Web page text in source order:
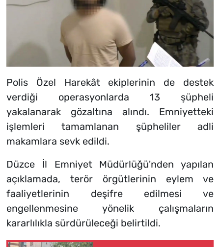
Polis Özel Harekât ekiplerinin de destek
verdiği operasyonlarda 13 şüpheli
yakalanarak gözaltına alındı. Emniyetteki
işlemleri tamamlanan şüpheliler adli
makamlara sevk edildi.
Düzce İl Emniyet Müdürlüğü'nden yapılan
açıklamada, terör örgütlerinin eylem ve
faaliyetlerinin deşifre edilmesi ve
engellenmesine yönelik çalışmaların
kararlılıkla sürdürüleceği belirtildi.